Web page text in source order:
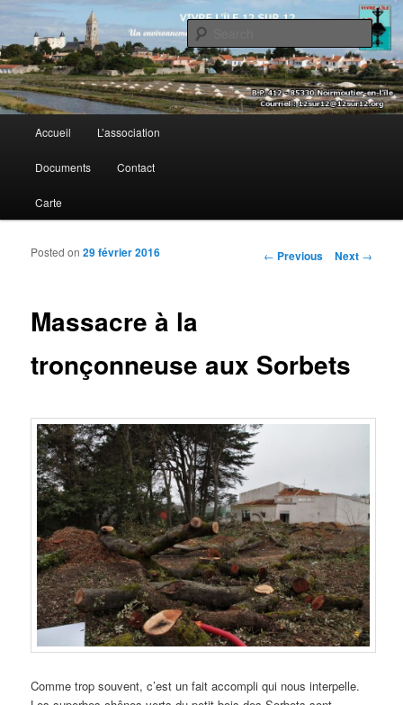
Vivre l’île 12 sur 12
Skip to primary content
Skip to secondary content
Accueil L’association
Documents Contact
Carte
Post navigation
← Previous Next →
Massacre à la
tronçonneuse aux Sorbets
Posted on29 février 2016
Comme trop souvent, c’est un fait accompli qui nous interpelle.